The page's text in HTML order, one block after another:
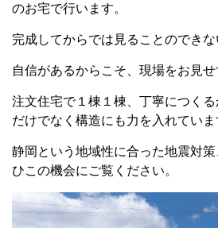
のお宅で行います。
完成してからでは見ることのできな
自信があるからこそ、現場をお見
注文住宅で１棟１棟、丁寧につく
だけでなく構造にも力を入れていま
静岡という地域性に合った地震対
ひこの機会にご覧ください。